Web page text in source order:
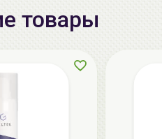
aкция
товары